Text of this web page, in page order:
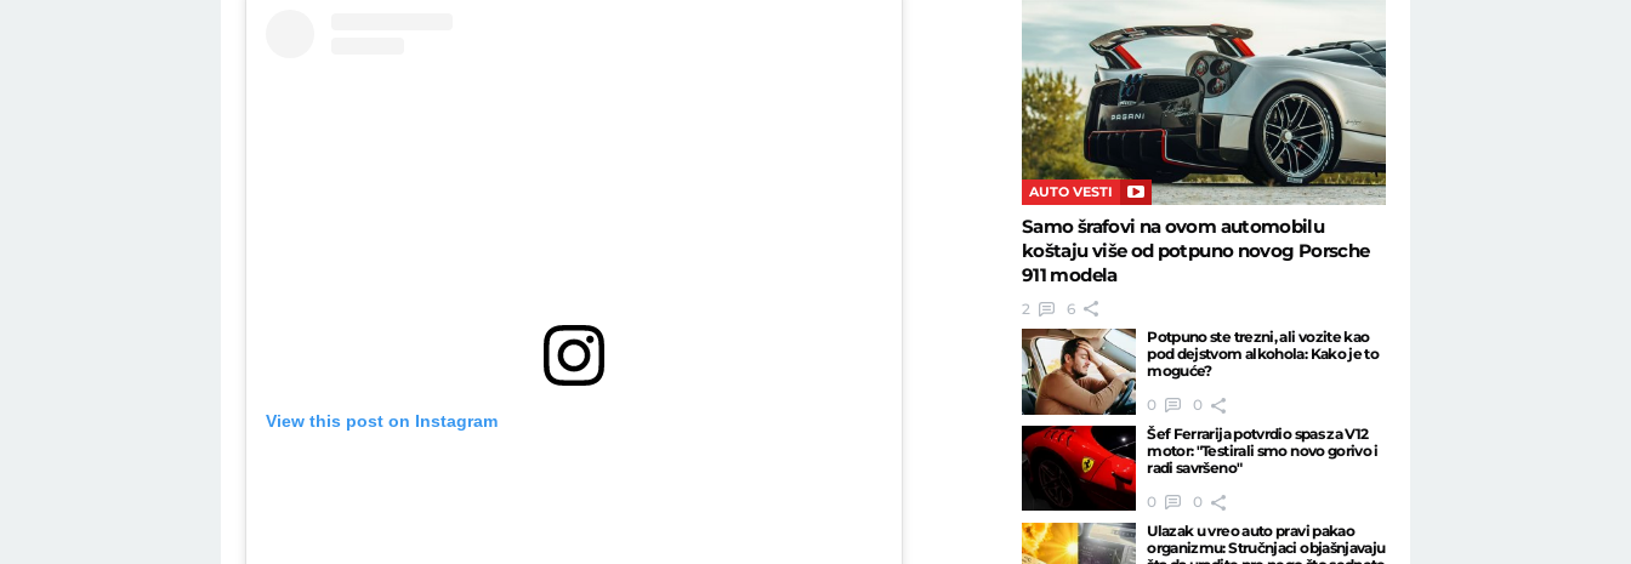
View this post on Instagram
AUTO VESTI
Samo šrafovi na ovom automobilu
koštaju više od potpuno novog Porsche
911 modela
2
6
Potpuno ste trezni, ali vozite kao
pod dejstvom alkohola: Kako je to
moguće?
0
0
Šef Ferrarija potvrdio spas za V12
motor: "Testirali smo novo gorivo i
radi savršeno"
0
0
Ulazak u vreo auto pravi pakao
organizmu: Stručnjaci objašnjavaju